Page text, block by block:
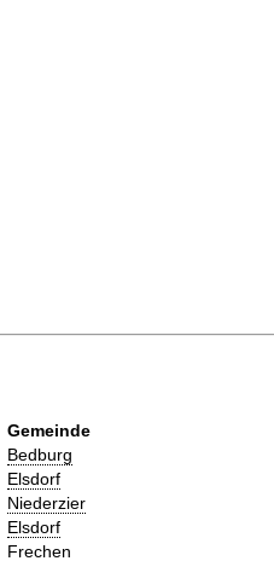
Gemeinde
Bedburg
Elsdorf
Niederzier
Elsdorf
Frechen